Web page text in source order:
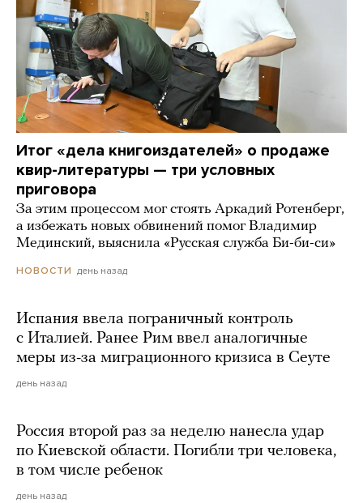
Итог «дела книгоиздателей» о продаже
квир-литературы — три условных
приговора
За этим процессом мог стоять Аркадий Ротенберг,
а избежать новых обвинений помог Владимир
Мединский, выяснила «Русская служба Би-би-си»
НОВОСТИ день назад
Испания ввела пограничный контроль
с Италией. Ранее Рим ввел аналогичные
меры из-за миграционного кризиса в Сеуте
день назад
Россия второй раз за неделю нанесла удар
по Киевской области. Погибли три человека,
в том числе ребенок
день назад